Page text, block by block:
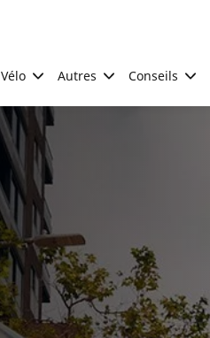
Vélo Autres Conseils